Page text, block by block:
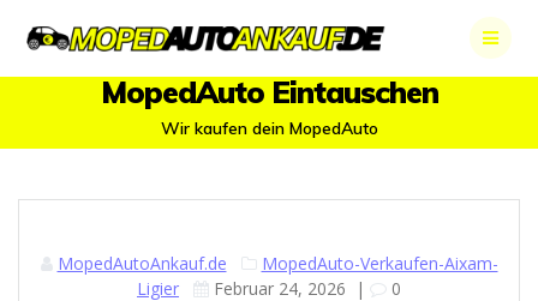
to
MopedAuto Eintauschen
Wir kaufen dein MopedAuto
MopedAutoAnkauf.de
MopedAuto-Verkaufen-Aixam-
Ligier
Februar 24, 2026 | 0